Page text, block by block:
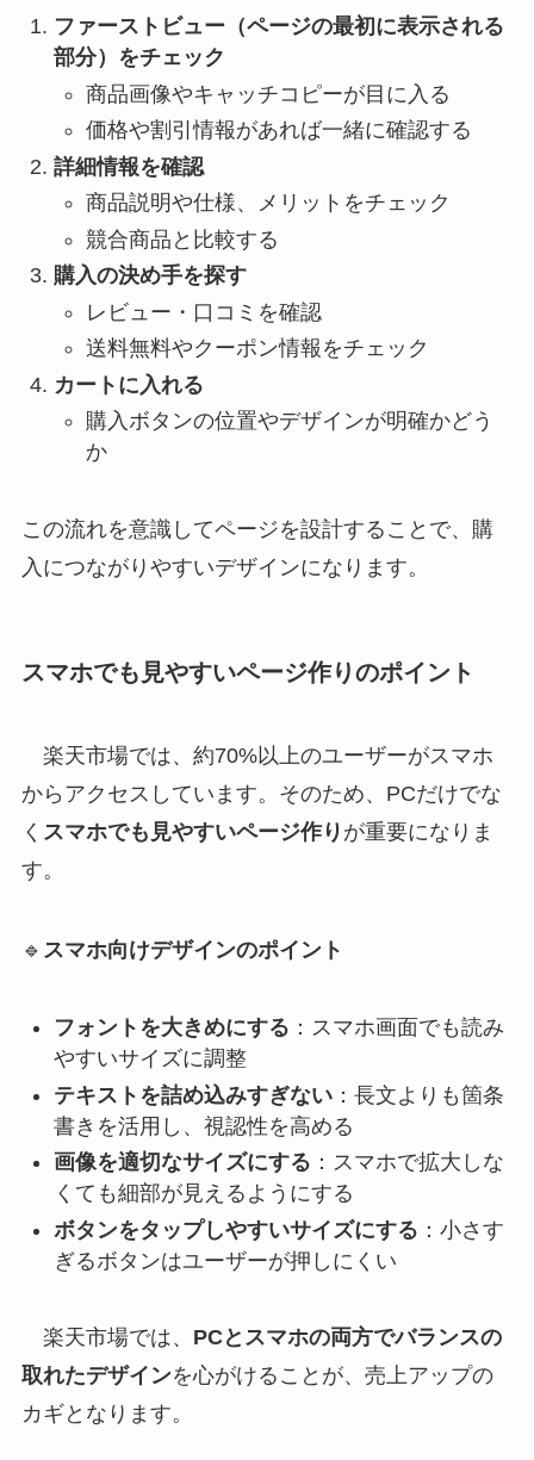
ファーストビュー（ページの最初に表示される
部分）をチェック
商品画像やキャッチコピーが目に入る
価格や割引情報があれば一緒に確認する
詳細情報を確認
商品説明や仕様、メリットをチェック
競合商品と比較する
購入の決め手を探す
レビュー・口コミを確認
送料無料やクーポン情報をチェック
カートに入れる
購入ボタンの位置やデザインが明確かどう
か
この流れを意識してページを設計することで、購
入につながりやすいデザインになります。
スマホでも見やすいページ作りのポイント
楽天市場では、約70%以上のユーザーがスマホ
からアクセスしています。そのため、PCだけでな
く スマホでも見やすいページ作り が重要になりま
す。
🔹 スマホ向けデザインのポイント
フォントを大きめにする ：スマホ画面でも読み
やすいサイズに調整
テキストを詰め込みすぎない：長文よりも箇条
書きを活用し、視認性を高める
画像を適切なサイズにする ：スマホで拡大しな
くても細部が見えるようにする
ボタンをタップしやすいサイズにする ：小さす
ぎるボタンはユーザーが押しにくい
楽天市場では、 PCとスマホの両方でバランスの
取れたデザインを心がけることが、売上アップの
カギとなります。